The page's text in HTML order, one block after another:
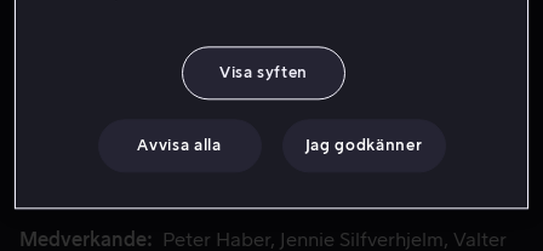
Vilhelm Beck ute på sin första utryckning då han och
Vilhelm Beck ute på sin första utryckning då han och
den som upptäcker en död 17-årig pojke och uppdraget
Medverkande Peter Haber Jennie Silfverhjelm Valter
Visa syften
Avvisa alla Jag godkänner